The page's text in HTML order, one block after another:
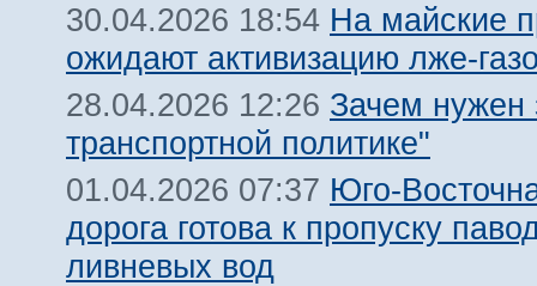
30.04.2026 18:54 На майские
ожидают активизацию лже-
28.04.2026 12:26 Зачем нужен
транспортной политике"
01.04.2026 07:37 Юго-
дорога готова к пропуску
ливневых вод